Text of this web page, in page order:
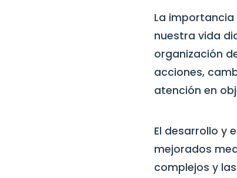
La
nuestra vida
organización
acciones,
atención en
El desarrollo y
mejorados
complejos y